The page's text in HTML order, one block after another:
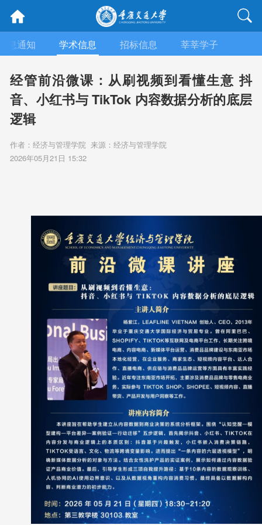
息通知 学术信息 招标信息 莘莘学子
经管前沿微课：从刷视频到看懂生意 抖
音、小红书与 TikTok 内容数据分析的底层
逻辑
作者：经济与管理学院 来源：经济与管理学院
2026年05月21日 15:32